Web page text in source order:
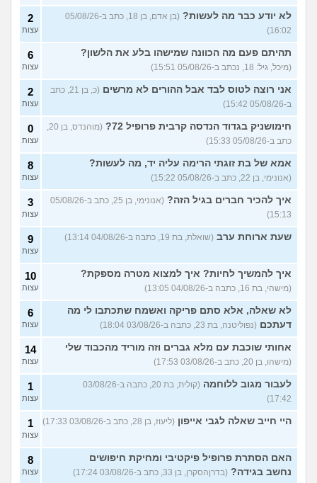
מסאג׳יסט מעורער
(מסאג׳יסט מעורער, בן 26)
4
עצות
אנחנו מקיימים יחסים עם
בגדים וזה לא מפריע לבעלי,
מה לעשות?
(דיאנה, בת 42)
5
עצות
מחזור לאחר כמה שעות, זה
בטוח?
(שלומי, בן 21)
9
עצות
נשוי מפנטז על ליידיבויס
(מאטיטיהו, בן 37)
3
עצות
למישהו יש עצה איך לדכא את
החשק המיני?
(יפה, בת 43)
עוד שאלות חדשות במדור
לא יודע כבר מה לעשות?
(בן אדם, בן 18, כתב ב-05/08/26
16:02)
2
עצות
תהיתם פעם מה הכוונה שמישהו בלע את הלשון?
(מיכל, גיל: 18, נכתב ב-05/08/26 15:51)
6
עצות
אני רוצה לטוס לבד אבל ההורים לא מרשים
(כ, בן 21, כתב
ב-05/08/26 15:42)
2
עצות
חימושניק בגדוד הנדסה קרבית פרופיל 72?
(מוהנדס, בן 20,
כתב ב-05/08/26 15:33)
0
עצות
אמא של בת זוגתי הרימה עליה יד, מה לעשות?
(אנונימי, בן 22, כתב ב-05/08/26 15:22)
8
עצות
איך להכיר חברים בגיל הזה?
(אנונימי, בן 25, כתב ב-05/08/26
15:13)
3
עצות
שעת ארוחת ערב (שואלת, בת 19, כתבה ב-04/08/26 13:14) 9
עצות
איך להמשיך לחיות? איך למצוא מטרה מספקת?
(מישהי, בת 16, כתבה ב-04/08/26 13:05)
10
עצות
לא שאלה, אלא סתם פריקה ואשמח שתכתבו לי מה
דעתכם (נפוליטנה, בת 23, כתבה ב-03/08/26 18:04)
6
עצות
אחותי שוכבת עם מלא גברים וזה מוריד מהכבוד שלי
(מישהו, בן 20, כתב ב-03/08/26 17:53)
14
עצות
לעבור מגוב ללוחמה
(קולית, בת 20, כתבה ב-03/08/26
17:42)
1
עצות
היי חייב שאלה לגבי אייפון (ליעוז, בן 28, כתב ב-03/08/26 17:33) 1
עצות
האם הסתרת פרופיל פיקטיבי ומחיקת חיפושים
נחשב בגידה? (בדרןהסקרן, בן 33, כתב ב-03/08/26 17:24)
8
עצות